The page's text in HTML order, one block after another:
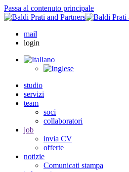
Passa al contenuto principale
mail
login
studio
servizi
team
soci
collaboratori
job
invia CV
offerte
notizie
Comunicati stampa